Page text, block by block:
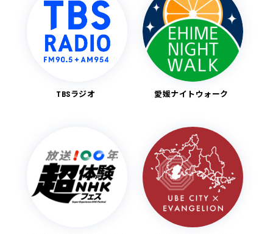
TBSラジオ 愛媛ナイトウォーク